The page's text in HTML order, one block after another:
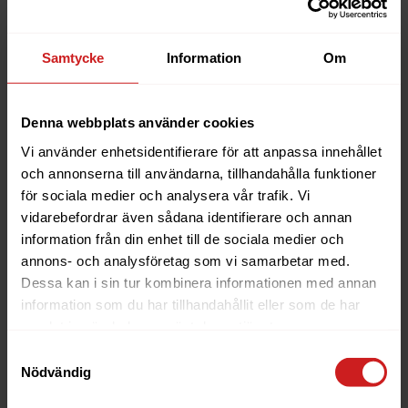
Samtycke Information Om
Denna webbplats använder cookies
Vi använder enhetsidentifierare för att anpassa innehållet
och annonserna till användarna, tillhandahålla funktioner
för sociala medier och analysera vår trafik. Vi
vidarebefordrar även sådana identifierare och annan
information från din enhet till de sociala medier och
annons- och analysföretag som vi samarbetar med.
Dessa kan i sin tur kombinera informationen med annan
information som du har tillhandahållit eller som de har
Nödvändig
Jag har missat att betala min
faktura, vad händer nu?
Innehåll
This article is also available in:English
Det är lätt hänt att missa en faktura, framförallt om man
får in fakturorna via e-post till en adress som ofta tar
emot mycket mail. Oftast är det ingen fara om
betalningen av en faktura blir ett par dagar sen, och i den
förtidsfakturerar vi de flesta av